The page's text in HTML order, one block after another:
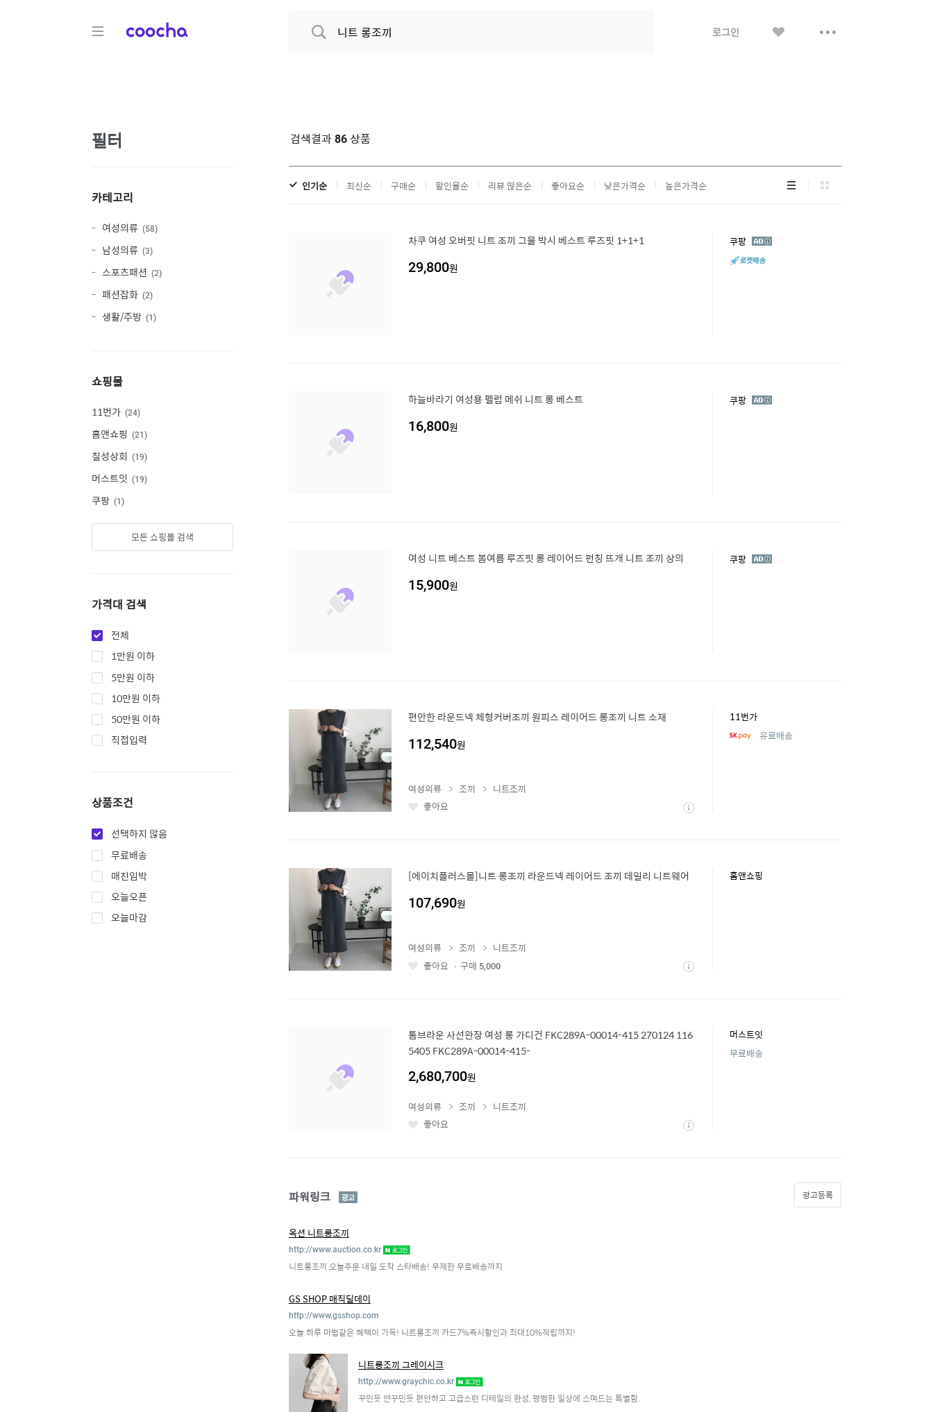
COOCHA 로그인 보
필터
카테고리
여성의류 58
남성의류 3
스포츠패션 2
패션잡화 2
생활/주방 1
쇼핑몰
11번가 24
홈앤쇼핑 21
칠성상회 19
머스트잇 19
쿠팡 1
모든 쇼핑몰 검색
가격대 검색
전체
1만원 이하
5만원 이하
10만원 이하
50만원 이하
직접입력
상품조건
선택하지 않음
무료배송
매진임박
오늘오픈
오늘마감
검색결과 86 상품
인기순 최신순 구매순 할인율순 리뷰 많은순 좋아요순 낮은가격순 높은가격순 리
스
그
리
차쿠 여성 오버핏 니트 조끼 그물 박시 베스트 루즈핏 1+1+1
29,800원
쿠팡 광
고
하늘바라기 여성용 펠럼 메쉬 니트 롱 베스트
16,800원
쿠팡 광
여성 니트 베스트 봄여름 루즈핏 롱 레이어드 펀칭 뜨개 니트 조끼 상의
15,900원
쿠팡 광
편안한 라운드넥 체형커버조끼 원피스 레이어드 롱조끼 니트 소재
112,540원
11번가
유료배송
좋 상
여성의류 조끼
니트조끼
좋아요
[에이치플러스몰]니트 롱조끼 라운드넥 레이어드 조끼 데일리 니트웨어
107,690원
홈앤쇼핑
좋 상
여성의류 조끼
니트조끼
좋아요
구매 5,000
톰브라운 사선완장 여성 롱 가디건 FKC289A-00014-415 270124 116
5405 FKC289A-00014-415-
2,680,700원
머스트잇
무료배송
좋 상
여성의류 조끼
니트조끼
좋아요
파워링크 광
고
광고등록
옥션 니트롱조끼
http://www.auction.co.kr
니트롱조끼 오늘주문 내일 도착 스타배송! 무제한 무료배송까지
GS SHOP 매직딜데이
http://www.gsshop.com
오늘 하루 마법같은 혜택이 가득! 니트롱조끼 카드7%즉시할인과 최대10%적립까지!
니트롱조끼 그레이시크
http://www.graychic.co.kr
꾸민듯 안꾸민듯 편안하고 고급스런 디테일의 완성, 평범한 일상에 스며드는 특별함.